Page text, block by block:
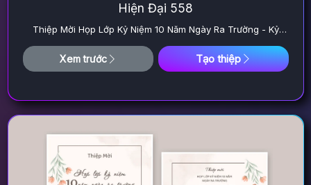
Hiện Đại 558
Thiệp Mời Họp Lớp Kỷ Niệm 10 Năm Ngày Ra Trường - Kỷ
Niệm Đáng Nhớ
Xem trước Tạo thiệp